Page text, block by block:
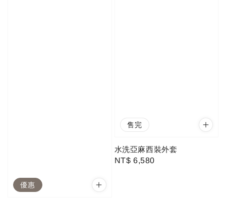
優惠
售完
水洗亞麻西裝外套
Regular
NT$ 6,580